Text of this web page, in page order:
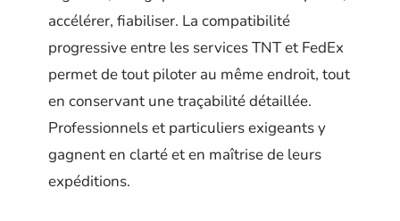
accélérer, fiabiliser. La compatibilité
progressive entre les services TNT et FedEx
permet de tout piloter au même endroit, tout
en conservant une traçabilité détaillée.
Professionnels et particuliers exigeants y
gagnent en clarté et en maîtrise de leurs
expéditions.